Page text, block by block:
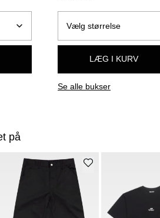
LÆG I KURV
Se alle bukser
på